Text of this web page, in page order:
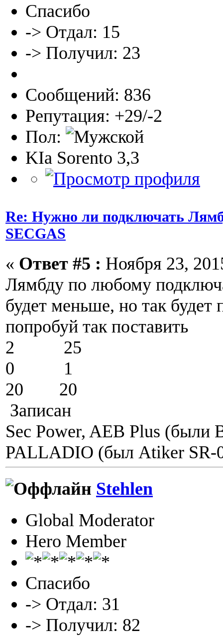
Спасибо
-> Отдал: 15
-> Получил: 23
Сообщений: 836
Репутация: +29/-2
Пол:
KIa Sorento 3,3
Re: Нужно ли подключать
SECGAS
« Ответ #5 : Ноября 23,
Лямбду по любому
будет меньше, но так будет
попробуй так поставить
2 25
0 1
20 20
Записан
Sec Power, AEB Plus (были
PALLADIO (был Atiker SR-
Stehlen
Global Moderator
Hero Member
Спасибо
-> Отдал: 31
-> Получил: 82